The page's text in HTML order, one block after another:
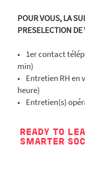
POUR VOUS, LA
PRESELECTION
• 1er contact
min)
• Entretien RH en
heure)
• Entretien(s)
READY TO
SMARTER